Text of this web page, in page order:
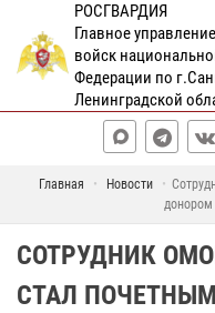
РОСГВАРДИЯ
Главное
войск
Федерации по
Ленинградской
Главная Новости
донором
СОТРУДНИК
СТАЛ